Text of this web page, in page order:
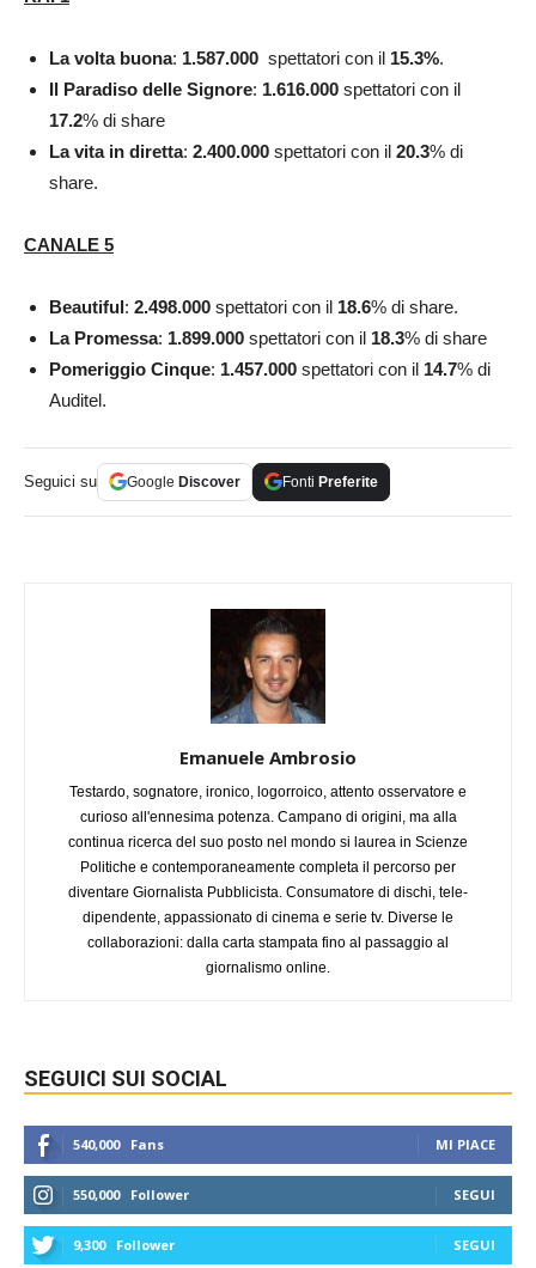
La volta buona: 1.587.000 spettatori con il 15.3%.
Il Paradiso delle Signore: 1.616.000 spettatori con il
17.2% di share
La vita in diretta: 2.400.000 spettatori con il 20.3% di
share.
CANALE 5
Beautiful: 2.498.000 spettatori con il 18.6% di share.
La Promessa: 1.899.000 spettatori con il 18.3% di share
Pomeriggio Cinque: 1.457.000 spettatori con il 14.7% di
Auditel.
Seguici su Google Discover Fonti Preferite
Emanuele Ambrosio
Testardo, sognatore, ironico, logorroico, attento osservatore e
curioso all'ennesima potenza. Campano di origini, ma alla
continua ricerca del suo posto nel mondo si laurea in Scienze
Politiche e contemporaneamente completa il percorso per
diventare Giornalista Pubblicista. Consumatore di dischi, tele-
dipendente, appassionato di cinema e serie tv. Diverse le
collaborazioni: dalla carta stampata fino al passaggio al
giornalismo online.
SEGUICI SUI SOCIAL
540,000 Fans MI PIACE
550,000 Follower SEGUI
9,300 Follower SEGUI